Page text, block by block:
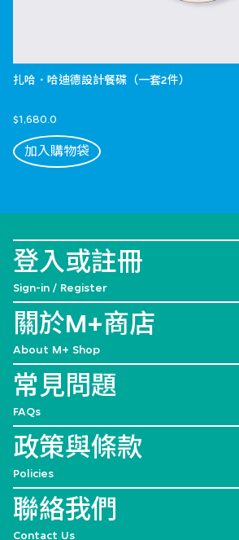
扎哈．哈迪德設計餐碟（一套2件）
$1,680.0
加入購物袋
登入或註冊
Sign-in / Register
關於M+商店
About M+ Shop
常見問題
FAQs
政策與條款
Policies
聯絡我們
Contact Us